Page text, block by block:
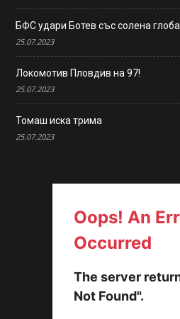
БФС удари Ботев със солена глоба
25.07.2023
Локомотив Пловдив на 97!
25.07.2023
Томаш иска трима
25.07.2023